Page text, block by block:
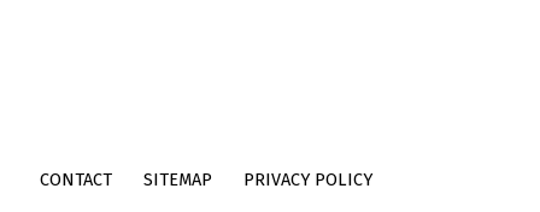
CONTACT SITEMAP PRIVACY POLICY